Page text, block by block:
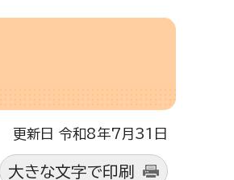
更新日 令和8年7月31日
大きな文字で印刷